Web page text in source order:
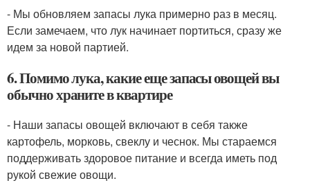
- Мы обновляем запасы лука примерно раз в месяц.
Если замечаем, что лук начинает портиться, сразу же
идем за новой партией.
6. Помимо лука, какие еще запасы овощей вы
обычно храните в квартире
- Наши запасы овощей включают в себя также
картофель, морковь, свеклу и чеснок. Мы стараемся
поддерживать здоровое питание и всегда иметь под
рукой свежие овощи.